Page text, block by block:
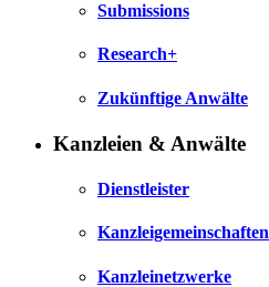
Submissions
Research+
Zukünftige Anwälte
Kanzleien & Anwälte
Dienstleister
Kanzleigemeinschaften
Kanzleinetzwerke